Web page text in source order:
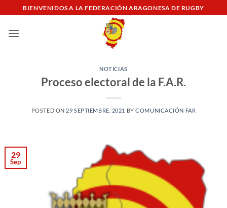
al
contenido
BIENVENIDOS A LA FEDERACIÓN ARAGONESA DE RUGBY
NOTICIAS
Proceso electoral de la F.A.R.
POSTED ON 29 SEPTIEMBRE, 2021 BYCOMUNICACIÓN FAR
29
Sep